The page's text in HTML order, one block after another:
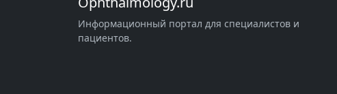
Информационный портал для специалистов и
пациентов.